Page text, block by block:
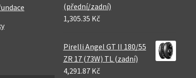
(přední/zadní)
1,305.35 Kč
Pirelli Angel GT II 180/55
ZR 17 (73W) TL (zadní)
4,291.87 Kč